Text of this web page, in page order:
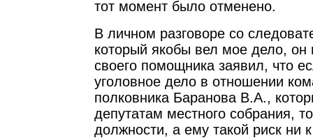
тот момент было отменено.
В личном разговоре со
который якобы вел мое дело, он
своего помощника заявил, что
уголовное дело в отношении
полковника Баранова В.А.,
депутатам местного собрания,
должности, а ему такой риск ни